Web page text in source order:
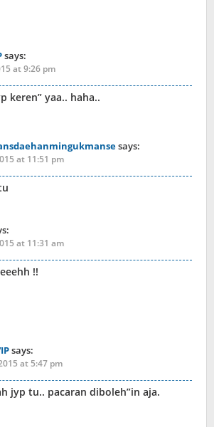
says:
at 9:26 pm
keren” yaa.. haha..
says:
at 11:51 pm
at 11:31 am
!!
says:
at 5:47 pm
jyp tu.. pacaran diboleh”in aja.